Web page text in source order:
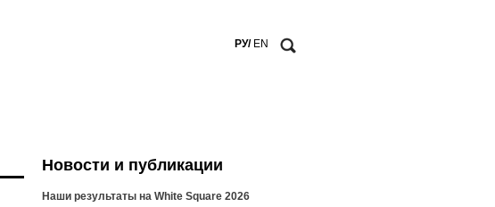
РУ/ EN
Новости и публикации
Наши результаты на White Square 2026